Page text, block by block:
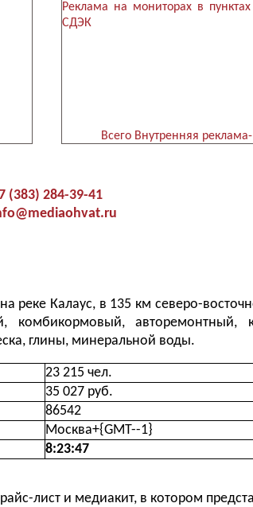
Реклама на мониторах в
СДЭК
Всего Внутренняя
(383) 284-39-41
реке Калаус, в 135 км северо-
комбикормовый, авторемонтный,
глины, минеральной воды.
23 215 чел.
35 027 руб.
86542
Москва+{GMT--1}
8:23:48
лист и медиакит, в котором